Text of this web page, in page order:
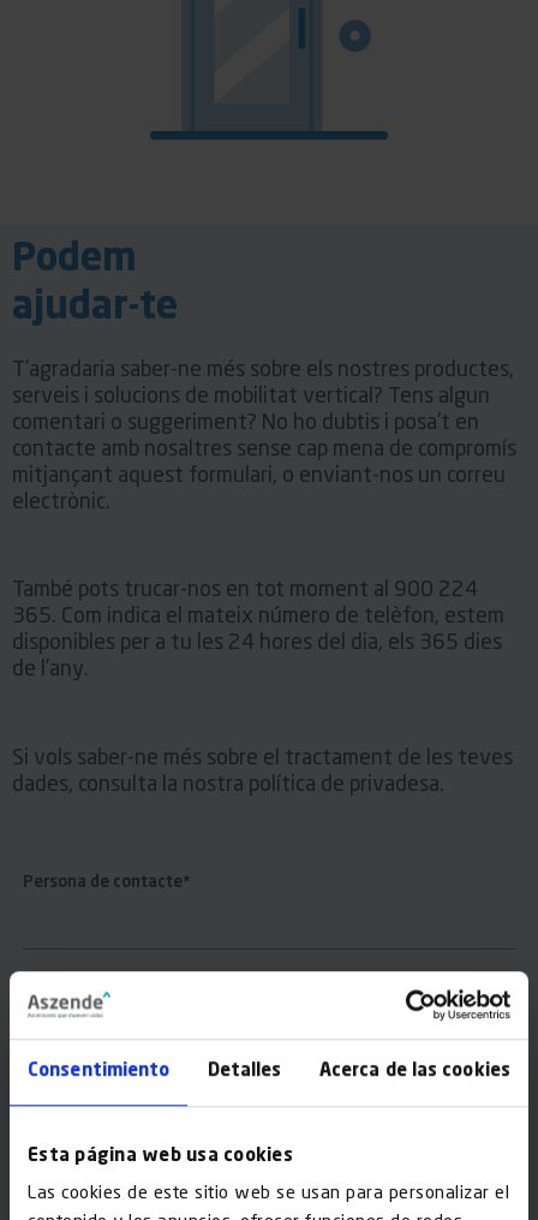
Consentimiento Detalles Acerca de las cookies
Esta página web usa cookies
Las cookies de este sitio web se usan para personalizar el
Podem
ajudar-te
T’agradaria saber-ne més sobre els nostres productes,
serveis i solucions de mobilitat vertical? Tens algun
comentari o suggeriment? No ho dubtis i posa’t en
contacte amb nosaltres sense cap mena de compromís
mitjançant aquest formulari, o enviant-nos un correu
electrònic.
També pots trucar-nos en tot moment al 900 224
365. Com indica el mateix número de telèfon, estem
disponibles per a tu les 24 hores del dia, els 365 dies
de l’any.
Si vols saber-ne més sobre el tractament de les teves
dades, consulta la nostra política de privadesa.
Persona de contacte*
Població*